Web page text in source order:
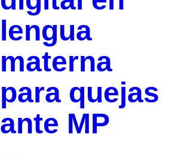
lengua
materna
para quejas
ante MP